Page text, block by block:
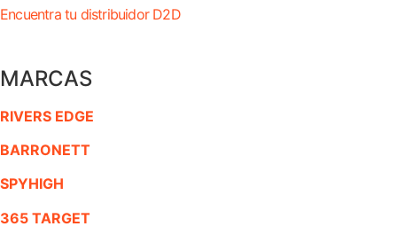
Encuentra tu distribuidor D2D
MARCAS
RIVERS EDGE
BARRONETT
SPYHIGH
365 TARGET